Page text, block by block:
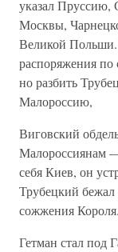
указал Пруссию,
Москвы,
Великой
распоряжения
но разбить
Малороссию,
Виговский
Малороссиянам
себя Киев, он
Трубецкий бежал
сожжения Короля.
Гетман стал под